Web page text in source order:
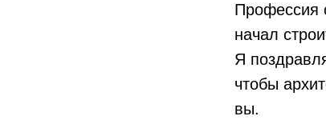
Профессия
начал
Я
чтобы
вы.